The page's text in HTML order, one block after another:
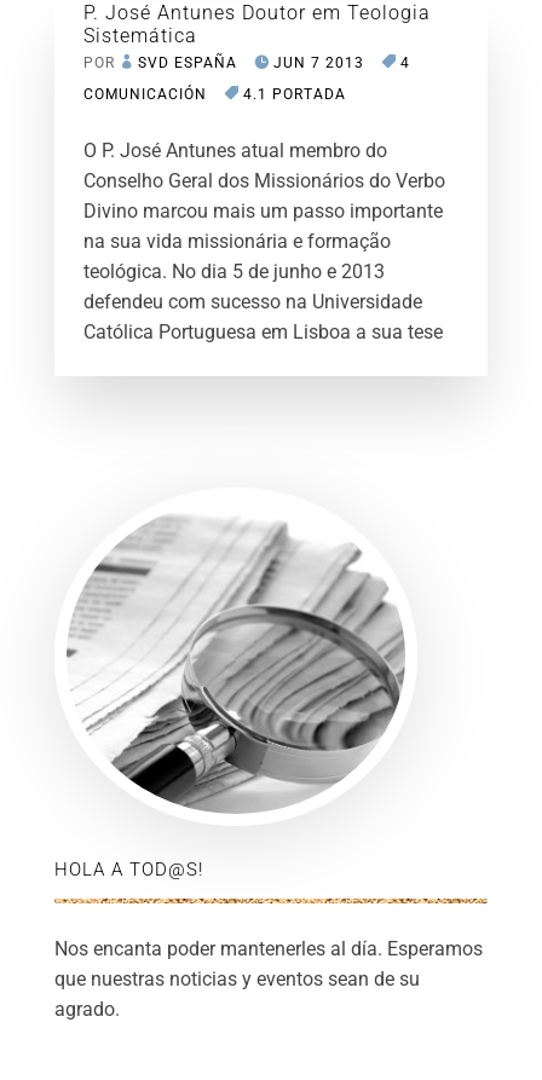
P. José Antunes Doutor em Teologia
Sistemática
POR SVD ESPAÑA JUN 7 2013
4
COMUNICACIÓN
4.1 PORTADA
O P. José Antunes atual membro do
Conselho Geral dos Missionários do Verbo
Divino marcou mais um passo importante
na sua vida missionária e formação
teológica. No dia 5 de junho e 2013
defendeu com sucesso na Universidade
Católica Portuguesa em Lisboa a sua tese
HOLA A TOD@S!
Nos encanta poder mantenerles al día. Esperamos
que nuestras noticias y eventos sean de su
agrado.